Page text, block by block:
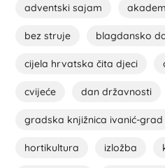
adventski sajam
bez struje blagdansko
cijela hrvatska čita djeci
cvijeće dan državnosti
gradska knjižnica ivanić-grad
hortikultura izložba